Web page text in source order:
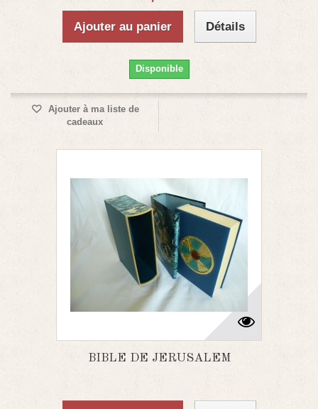
Ajouter au panier Détails
Disponible
Ajouter à ma liste de
cadeaux
BIBLE DE JERUSALEM